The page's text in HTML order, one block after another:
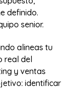
definido.
senior.
alineas tu
real del
y ventas
identificar